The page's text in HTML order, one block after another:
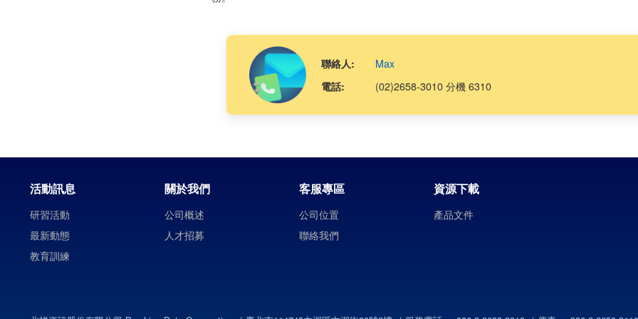
聯絡人: Max
電話: (02)2658-3010 分機 6310
活動訊息
研習活動
最新動態
教育訓練
關於我們
公司概述
人才招募
客服專區
公司位置
聯絡我們
資源下載
產品文件